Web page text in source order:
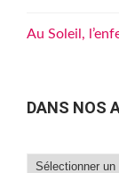
Au Soleil,
DANS NOS
Dans